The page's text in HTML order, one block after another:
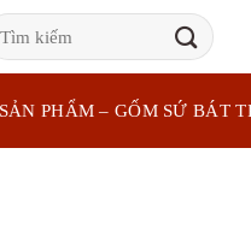
SẢN PHẨM – GỐM SỨ BÁT